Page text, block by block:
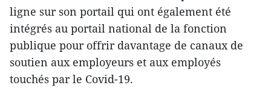
ligne sur son portail qui ont également été
intégrés au portail national de la fonction
publique pour offrir davantage de canaux de
soutien aux employeurs et aux employés
touchés par le Covid-19.